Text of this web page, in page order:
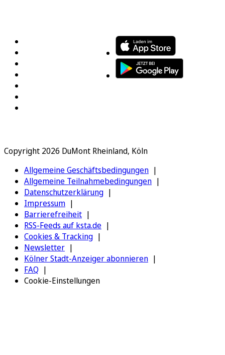
Copyright 2026 DuMont Rheinland, Köln
Allgemeine Geschäftsbedingungen
Allgemeine Teilnahmebedingungen
Datenschutzerklärung
Impressum
Barrierefreiheit
RSS-Feeds auf ksta.de
Cookies & Tracking
Newsletter
Kölner Stadt-Anzeiger abonnieren
FAQ
Cookie-Einstellungen